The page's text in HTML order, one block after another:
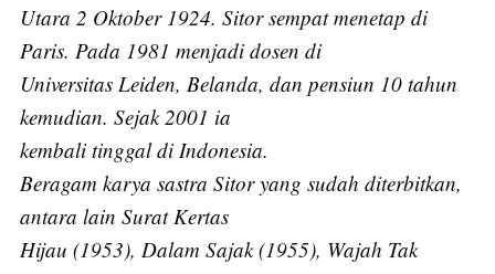
Utara 2 Oktober 1924. Sitor sempat menetap di
Paris. Pada 1981 menjadi dosen di
Universitas Leiden, Belanda, dan pensiun 10 tahun
kemudian. Sejak 2001 ia
kembali tinggal di Indonesia.
Beragam karya sastra Sitor yang sudah diterbitkan,
antara lain Surat Kertas
Hijau (1953), Dalam Sajak (1955), Wajah Tak